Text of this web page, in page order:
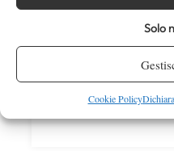
Solo
Cookie Policy